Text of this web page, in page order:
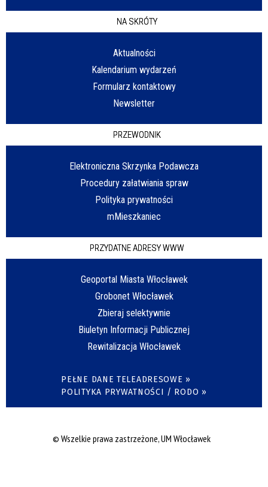
NA SKRÓTY
Aktualności
Kalendarium wydarzeń
Formularz kontaktowy
Newsletter
PRZEWODNIK
Elektroniczna Skrzynka Podawcza
Procedury załatwiania spraw
Polityka prywatności
mMieszkaniec
PRZYDATNE ADRESY WWW
Geoportal Miasta Włocławek
Grobonet Włocławek
Zbieraj selektywnie
Biuletyn Informacji Publicznej
Rewitalizacja Włocławek
PEŁNE DANE TELEADRESOWE »
POLITYKA PRYWATNOŚCI / RODO »
© Wszelkie prawa zastrzeżone, UM Włocławek